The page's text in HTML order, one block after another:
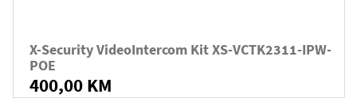
X-Security VideoIntercom Kit XS-VCTK2311-IPW-
POE
400,00 KM